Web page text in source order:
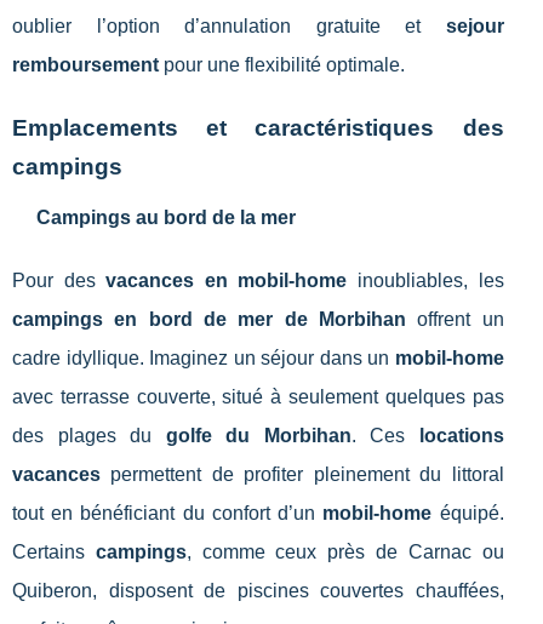
oublier l’option d’annulation gratuite et sejour
remboursement pour une flexibilité optimale.
Emplacements et caractéristiques des
campings
Campings au bord de la mer
Pour desvacances en mobil-home inoubliables, les
campings en bord de mer de Morbihan offrent un
cadre idyllique. Imaginez un séjour dans un mobil-home
avec terrasse couverte, situé à seulement quelques pas
des plages du golfe du Morbihan. Ces
locations
vacances permettent de profiter pleinement du littoral
tout en bénéficiant du confort d’un mobil-home équipé.
Certains campings, comme ceux près de Carnac ou
Quiberon, disposent de piscines couvertes chauffées,